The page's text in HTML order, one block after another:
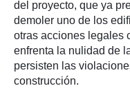
del proyecto, que ya
demoler uno de los
otras acciones legales
enfrenta la nulidad de
persisten las
construcción.